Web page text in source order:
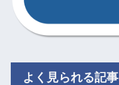
よく見られる記事